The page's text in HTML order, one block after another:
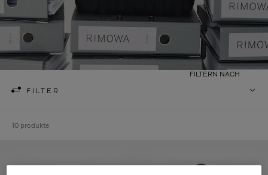
FILTER
FILTERN NACH
10 produkte